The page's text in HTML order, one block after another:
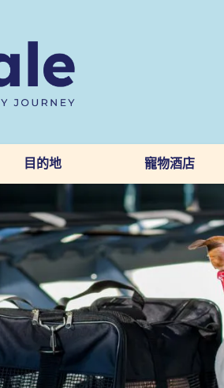
目的地 寵物酒店